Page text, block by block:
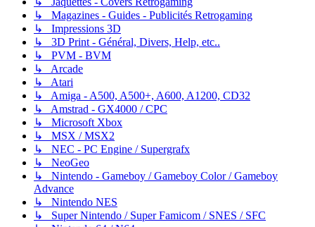
↳ Magazines - Guides - Publicités Retrogaming
↳ Impressions 3D
↳ 3D Print - Général, Divers, Help, etc..
↳ PVM - BVM
↳ Arcade
↳ Atari
↳ Amiga - A500, A500+, A600, A1200, CD32
↳ Amstrad - GX4000 / CPC
↳ Microsoft Xbox
↳ MSX / MSX2
↳ NEC - PC Engine / Supergrafx
↳ NeoGeo
↳ Nintendo - Gameboy / Gameboy Color / Gameboy
Advance
↳ Nintendo NES
↳ Super Nintendo / Super Famicom / SNES / SFC